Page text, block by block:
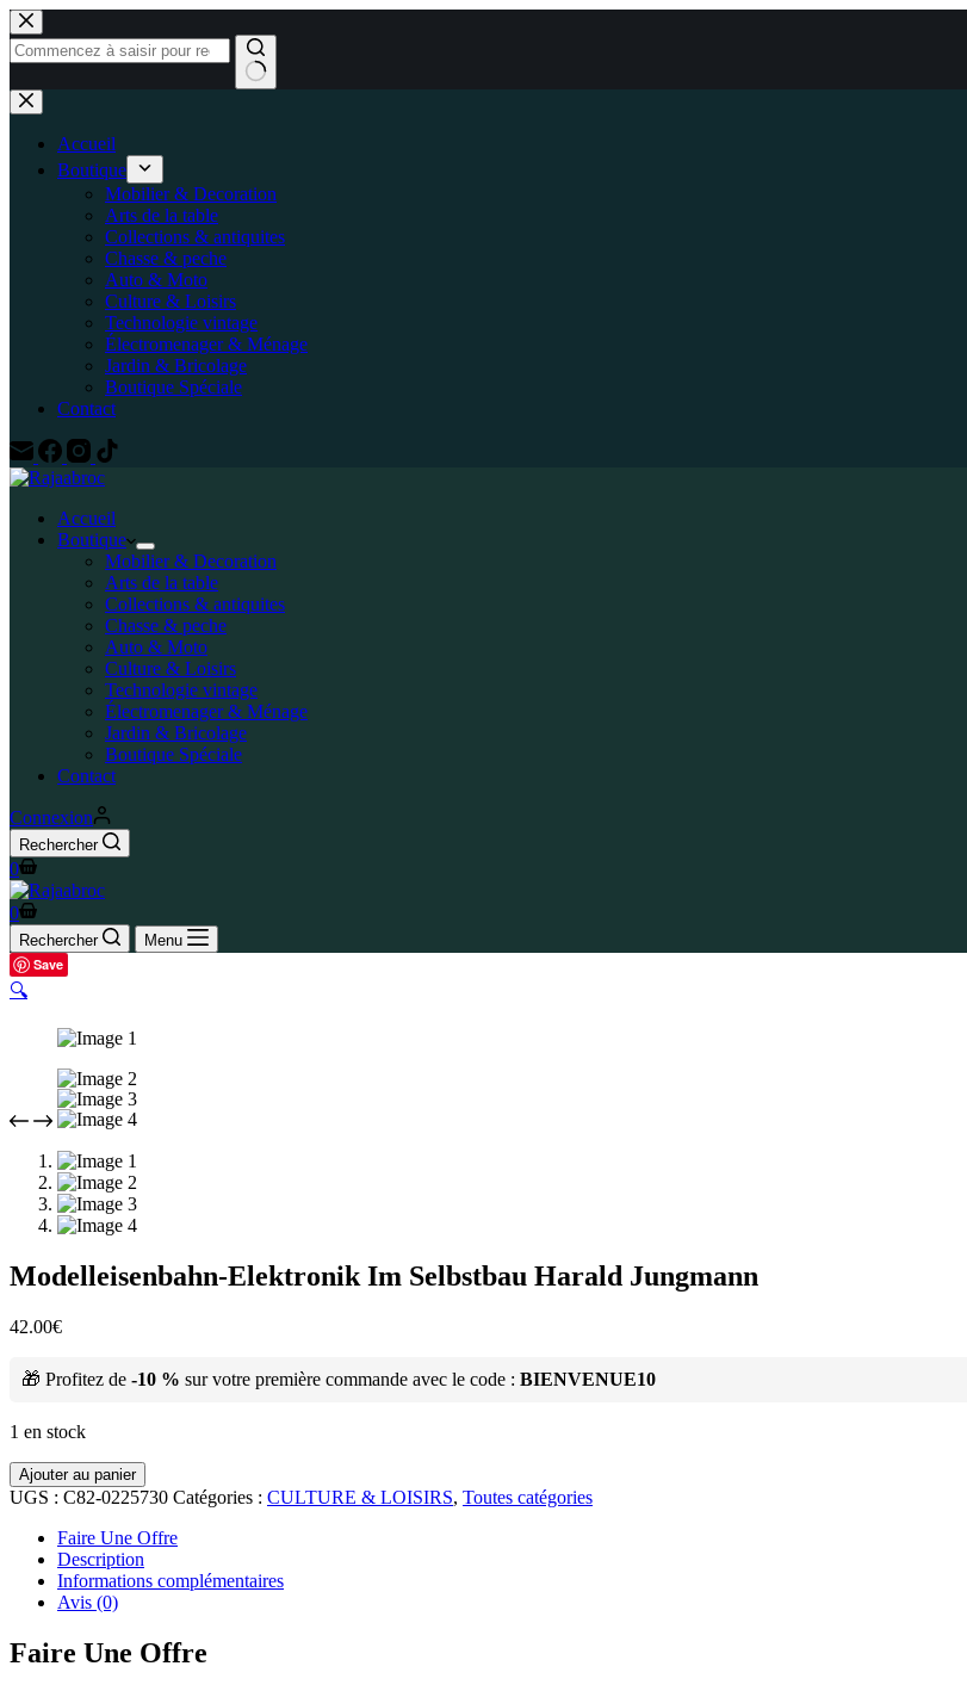
Accueil
Boutique
Mobilier & Decoration
Arts de la table
Collections & antiquites
Chasse & peche
Auto & Moto
Culture & Loisirs
Technologie vintage
Électromenager & Ménage
Jardin & Bricolage
Boutique Spéciale
Contact
Accueil
Boutique
Mobilier & Decoration
Arts de la table
Collections & antiquites
Chasse & peche
Auto & Moto
Culture & Loisirs
Technologie vintage
Électromenager & Ménage
Jardin & Bricolage
Boutique Spéciale
Contact
Connexion
Rechercher
0
0
Rechercher
Menu
Save
🔍
Modelleisenbahn-Elektronik Im Selbstbau Harald Jungmann
42.00€
🎁 Profitez de -10 % sur votre première commande avec le code : BIENVENUE10
1 en stock
Ajouter au panier
UGS : C82-0225730 Catégories : CULTURE & LOISIRS, Toutes catégories
Faire Une Offre
Description
Informations complémentaires
Avis (0)
Faire Une Offre